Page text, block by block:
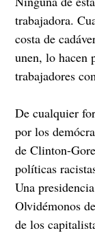
trabajadora.
costa de
unen, lo hacen
trabajadores
De cualquier
por los
de Clinton-
políticas
Una
Olvidémonos
de los